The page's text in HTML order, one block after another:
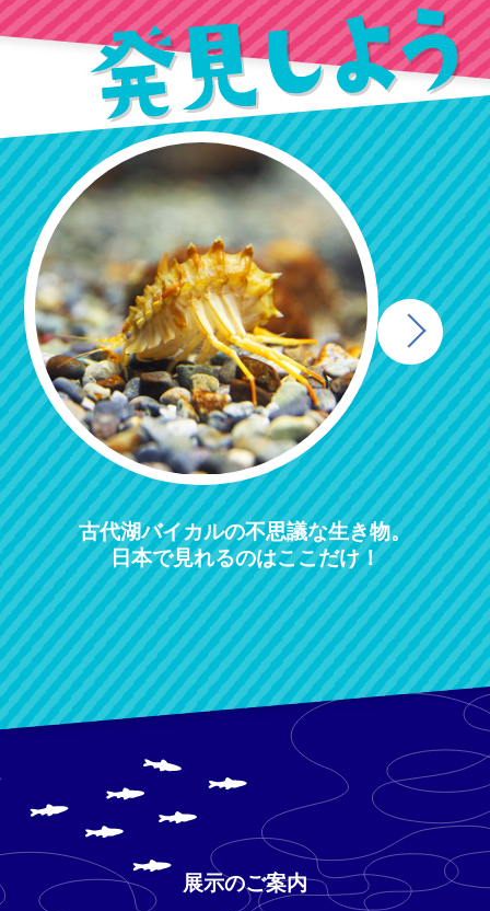
古代湖バイカルの不思議な生き物。
日本で見れるのはここだけ！
展示のご案内